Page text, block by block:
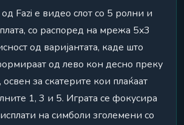
Fazi е видео слот со 5 ролни и
со распоред на мрежа 5x3
од варијантата, каде што
од лево кон десно преку
за скатерите кои плаќаат
1, 3 и 5. Играта се фокусира
на симболи зголемени со